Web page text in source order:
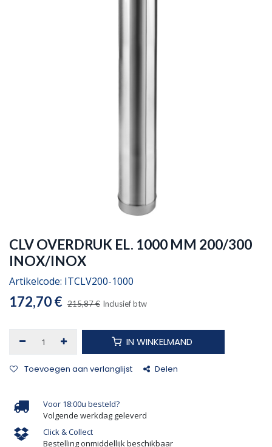
CLV OVERDRUK EL. 1000 MM 200/300
INOX/INOX
Artikelcode: ITCLV200-1000
172,70€ 215,87€ Inclusief btw
IN WINKELMAND
Toevoegen aan verlanglijst Delen
Voor 18:00u besteld?
Volgende werkdag geleverd
Click & Collect
Bestelling onmiddellijk beschikbaar